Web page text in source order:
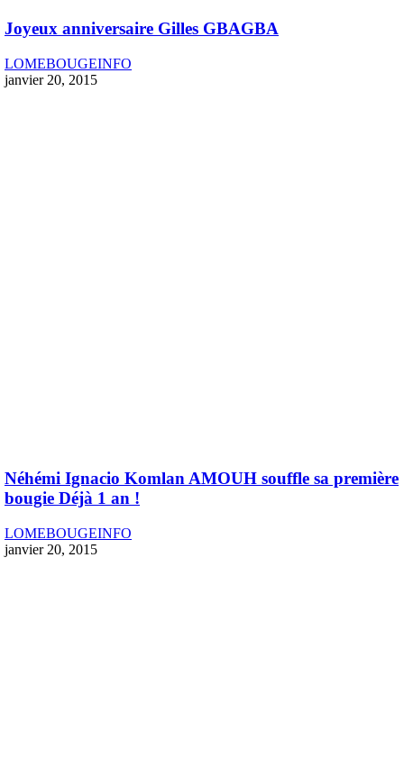
Joyeux anniversaire Gilles GBAGBA
LOMEBOUGEINFO
janvier 20, 2015
Néhémi Ignacio Komlan AMOUH souffle sa première
bougie Déjà 1 an !
LOMEBOUGEINFO
janvier 20, 2015